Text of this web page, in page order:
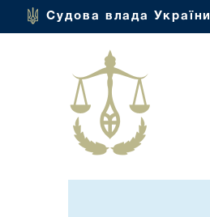
Судова влада України